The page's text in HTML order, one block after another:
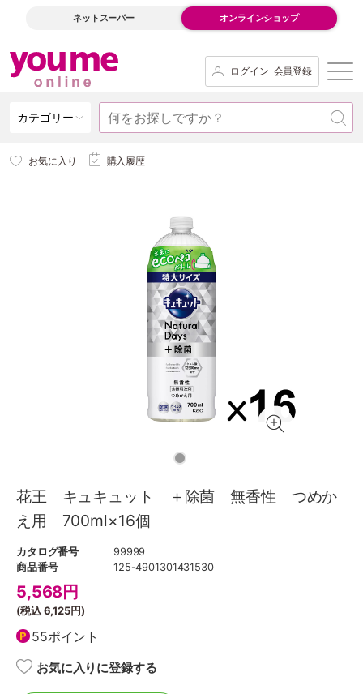
ネットスーパー オンラインショップ
ログイン･会員登録
カテゴリー
お気に入り 購入履歴
花王 キュキュット ＋除菌 無香性 つめか
え用 700ml×16個
カタログ番号
99999
商品番号
125-4901301431530
5,568円
(税込6,125円)
55ポイント
お気に入りに登録する